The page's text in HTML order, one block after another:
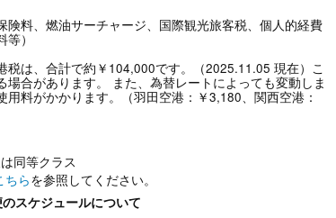
険料、燃油サーチャージ、国際観光旅客税、個人的経費
）
は、合計で約￥104,000です。（2025.11.05 現在）こ
合があります。 また、為替レートによっても変動しま
料がかかります。（羽田空港：￥3,180、関西空港：
同等クラス
ちらを参照してください。
スケジュールについて